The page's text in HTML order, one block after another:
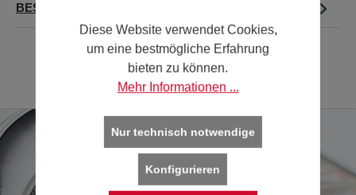
BESCHREIBUNG
Diese Website verwendet Cookies,
um eine bestmögliche Erfahrung
bieten zu können.
Mehr Informationen ...
Nur technisch notwendige
Konfigurieren